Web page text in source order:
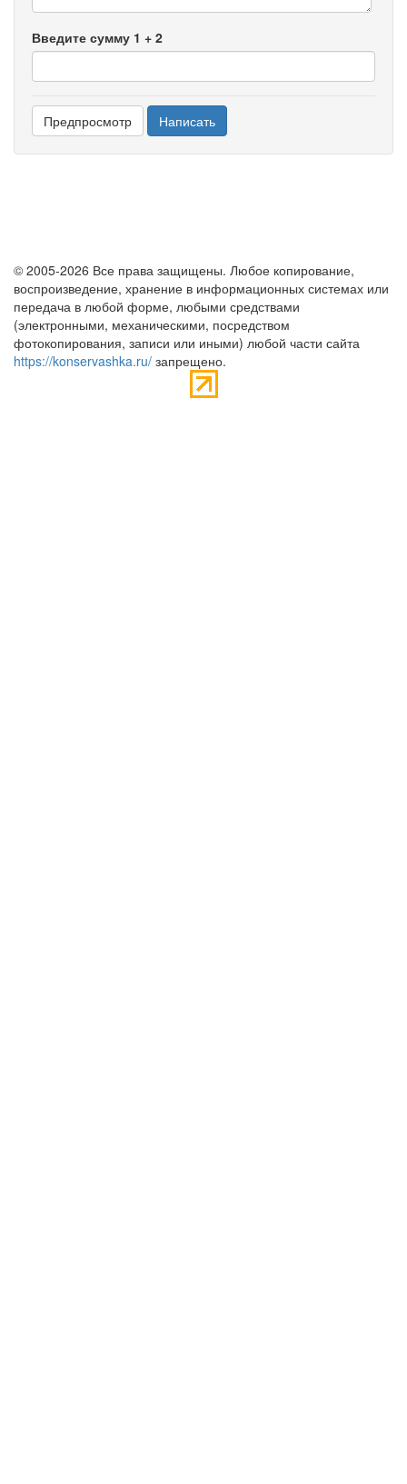
Введите сумму 1 + 2
© 2005-2026 Все права защищены. Любое копирование,
воспроизведение, хранение в информационных системах или
передача в любой форме, любыми средствами
(электронными, механическими, посредством
фотокопирования, записи или иными) любой части сайта
https://konservashka.ru/ запрещено.